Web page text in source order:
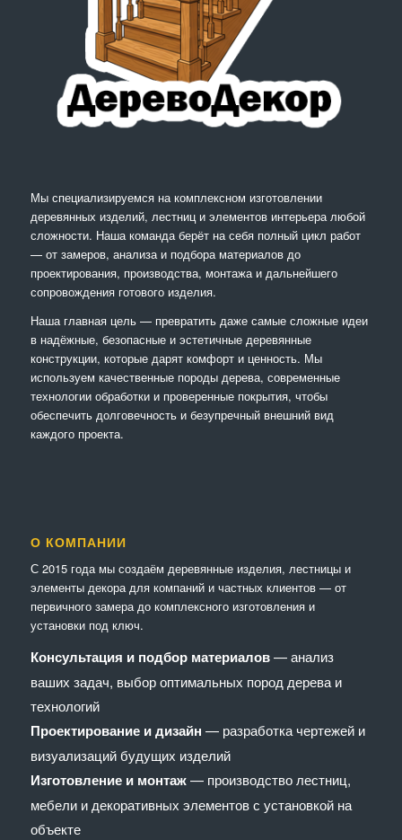
Мы специализируемся на комплексном изготовлении
деревянных изделий, лестниц и элементов интерьера любой
сложности. Наша команда берёт на себя полный цикл работ
— от замеров, анализа и подбора материалов до
проектирования, производства, монтажа и дальнейшего
сопровождения готового изделия.
Наша главная цель — превратить даже самые сложные идеи
в надёжные, безопасные и эстетичные деревянные
конструкции, которые дарят комфорт и ценность. Мы
используем качественные породы дерева, современные
технологии обработки и проверенные покрытия, чтобы
обеспечить долговечность и безупречный внешний вид
каждого проекта.
О КОМПАНИИ
С 2015 года мы создаём деревянные изделия, лестницы и
элементы декора для компаний и частных клиентов — от
первичного замера до комплексного изготовления и
установки под ключ.
Консультация и подбор материалов— анализ
ваших задач, выбор оптимальных пород дерева и
технологий
Проектирование и дизайн — разработка чертежей и
визуализаций будущих изделий
Изготовление и монтаж— производство лестниц,
мебели и декоративных элементов с установкой на
объекте